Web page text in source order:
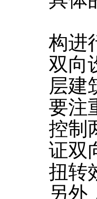
（
构进
双向
层建
要注
控制
证双
扭转
另外